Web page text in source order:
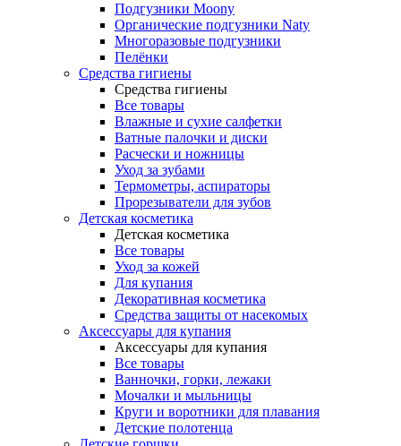
Подгузники Moony
Органические подгузники Naty
Многоразовые подгузники
Пелёнки
Средства гигиены
Средства гигиены
Все товары
Влажные и сухие салфетки
Ватные палочки и диски
Расчески и ножницы
Уход за зубами
Термометры, аспираторы
Прорезыватели для зубов
Детская косметика
Детская косметика
Все товары
Уход за кожей
Для купания
Декоративная косметика
Средства защиты от насекомых
Аксессуары для купания
Аксессуары для купания
Все товары
Ванночки, горки, лежаки
Мочалки и мыльницы
Круги и воротники для плавания
Детские полотенца